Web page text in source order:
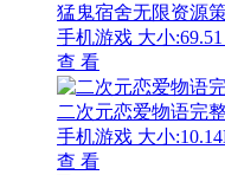
猛鬼宿舍无限资源
手机游戏 大小
查 看
二次元恋爱物语完
手机游戏 大小
查 看